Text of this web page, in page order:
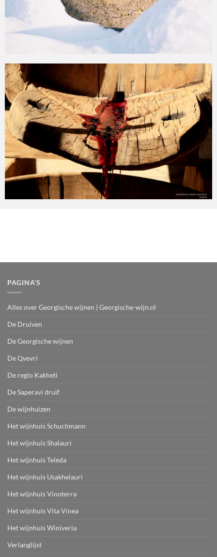
PAGINA’S
Alles over Georgische wijnen | Georgische-wijn.nl
De Druiven
De Georgische wijnen
De Qvevri
De regio Kakheti
De Saperavi druif
De wijnhuizen
Het wijnhuis Schuchmann
Het wijnhuis Shalauri
Het wijnhuis Teleda
Het wijnhuis Usakhelauri
Het wijnhuis Vinoterra
Het wijnhuis Vita Vinea
Het wijnhuis Winiveria
Verlanglijst